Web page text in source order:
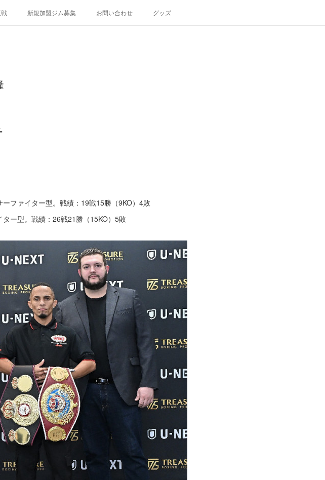
新規加盟ジム募集 お問い合わせ グッズ
ファイター型。戦績：19戦15勝（9KO）4敗
ー型。戦績：26戦21勝（15KO）5敗